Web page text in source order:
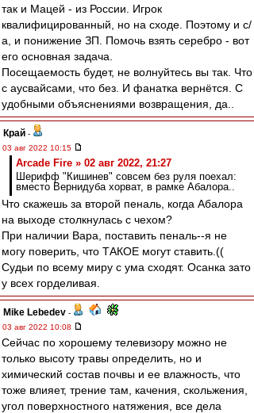
так и Мацей - из России. Игрок
квалифицированный, но на сходе. Поэтому и с/
а, и понижение ЗП. Помочь взять серебро - вот
его основная задача.
Посещаемость будет, не волнуйтесь вы так. Что
с аусвайсами, что без. И фанатка вернётся. С
удобными объяснениями возвращения, да..
Край -
03 авг 2022 10:15
Arcade Fire » 02 авг 2022, 21:27
Шерифф "Кишинев" совсем без руля поехал:
вместо Вернидуба хорват, в рамке Абалора..
Что скажешь за второй пеналь, когда Абалора
на выходе столкнулась с чехом?
При наличии Вара, поставить пеналь--я не
могу поверить, что ТАКОЕ могут ставить.((
Судьи по всему миру с ума сходят. Осанка зато
у всех горделивая.
Mike Lebedev -
03 авг 2022 10:08
Сейчас по хорошему телевизору можно не
только высоту травы определить, но и
химический состав почвы и ее влажность, что
тоже влияет, трение там, качения, скольжения,
угол поверхностного натяжения, все дела